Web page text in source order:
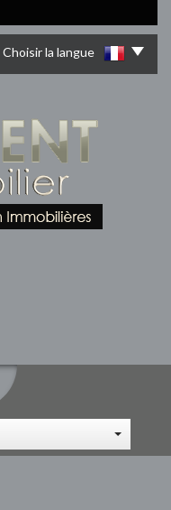
Choisir la langue